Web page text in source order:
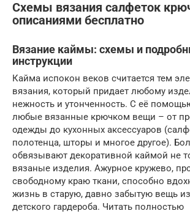
Схемы вязания салфеток
описаниями бесплатно
Вязание каймы: схемы и
инструкции
Кайма испокон веков считается тем
вязания, который придает любому
нежность и утонченность. С её
любые вязанные крючком вещи – от
одежды до кухонных аксессуаров
полотенца, шторы и многое другое).
обвязывают декоративной каймой не
вязаные изделия. Ажурное кружево,
свободному краю ткани, способно
жизнь в старую, давно забытую вещь
детского гардероба. Читать полностью